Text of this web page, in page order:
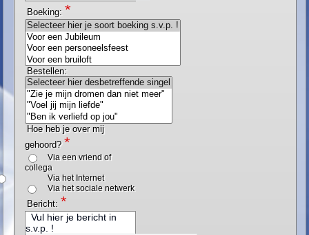
Boeking: *
Bestellen:
Hoe heb je over mij
gehoord? *
Via een vriend of
collega
Via het Internet
Via het sociale netwerk
Bericht: *
Vul hier je bericht in
s.v.p. !